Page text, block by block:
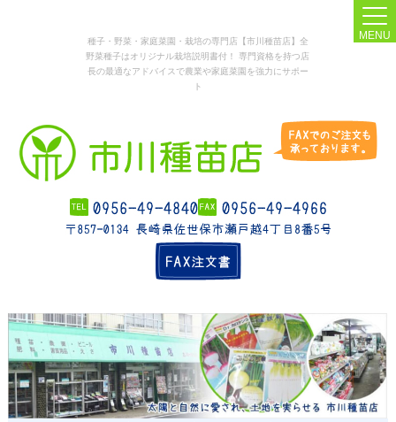
種子・野菜・家庭菜園・栽培の専門店【市川種苗店】全
野菜種子はオリジナル栽培説明書付！ 専門資格を持つ店
長の最適なアドバイスで農業や家庭菜園を強力にサポー
ト
MENU